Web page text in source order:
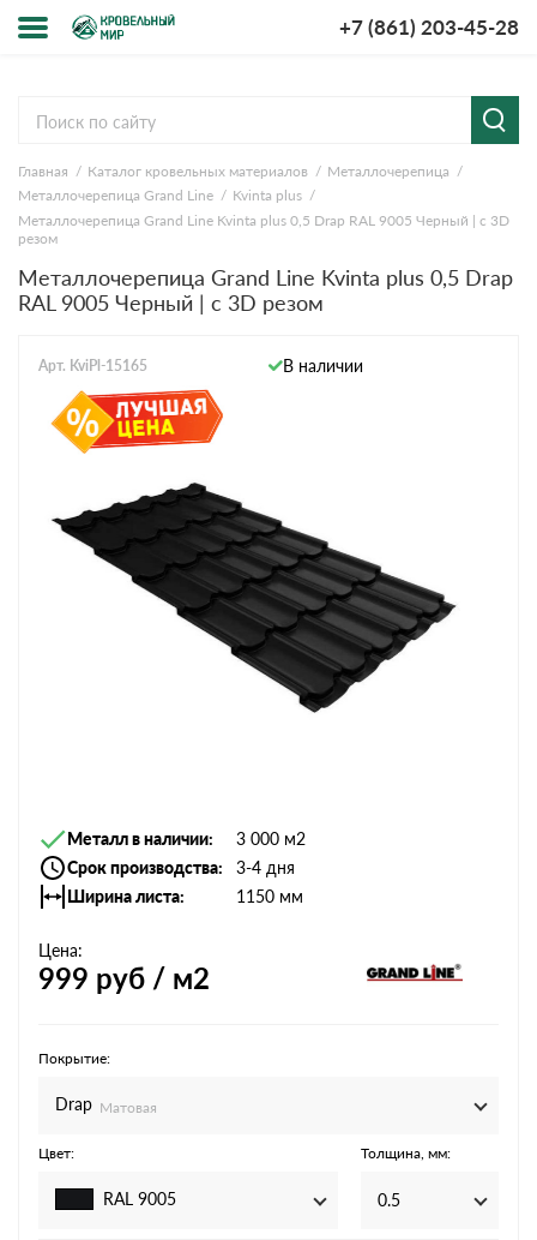
+7 (861) 203-45-28
компании
и оплата
ответы
Главная Каталог кровельных материалов
Металлочерепица
Металлочерепица Grand Line
Kvinta plus
Металлочерепица Grand Line Kvinta plus 0,5 Drap RAL 9005 Черный | c 3D
резом
Металлочерепица Grand Line Kvinta plus 0,5 Drap
RAL 9005 Черный | c 3D резом
Арт. KviPl-15165 В наличии
Металл в наличии
3 000 м2
Срок производства
3-4 дня
Ширина листа
1150 мм
Цена:
999 руб / м2
Покрытие:
Drap Матовая
Цвет:
RAL 9005
Толщина, мм:
0.5